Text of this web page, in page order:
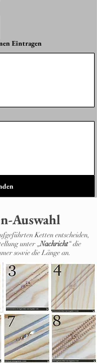
Eintragen
Auswahl
Ketten entscheiden,
unter „Nachricht“ die
sowie die Länge an.